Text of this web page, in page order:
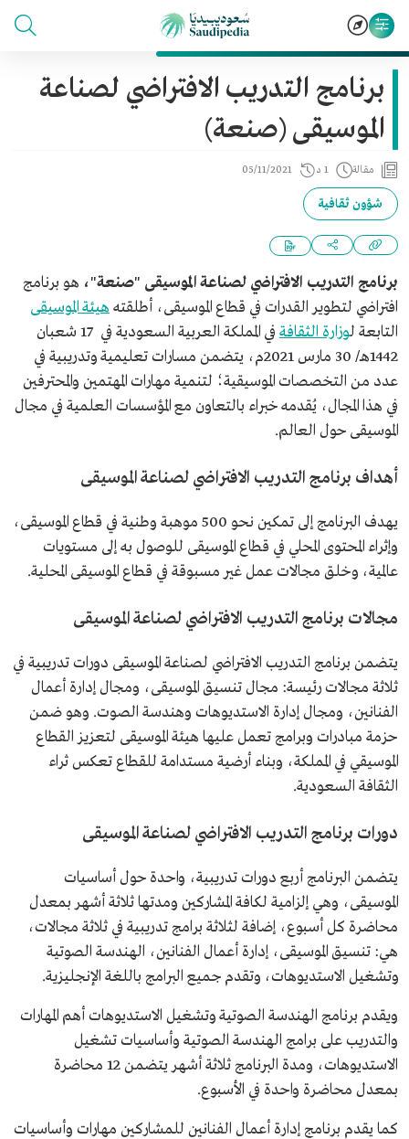
برنامج التدريب الافتراضي لصناعة
الموسيقى (صنعة)
مقالة 1 د 05/11/2021
شؤون ثقافية
برنامج التدريب الافتراضي لصناعة الموسيقى "صنعة"، هو برنامج
افتراضي لتطوير القدرات في قطاع الموسيقى، أطلقته هيئة الموسيقى
التابعة لوزارة الثقافة
في المملكة العربية السعودية في 17 شعبان
1442هـ/ 30 مارس 2021م، يتضمن مسارات تعليمية وتدريبية في
عدد من التخصصات الموسيقية؛ لتنمية مهارات المهتمين والمحترفين
في هذا المجال، يُقدمه خبراء بالتعاون مع المؤسسات العلمية في مجال
الموسيقى حول العالم.
أهداف برنامج التدريب الافتراضي لصناعة الموسيقى
يهدف البرنامج إلى تمكين نحو 500 موهبة وطنية في قطاع الموسيقى،
وإثراء المحتوى المحلي في قطاع الموسيقى للوصول به إلى مستويات
عالمية، وخلق مجالات عمل غير مسبوقة في قطاع الموسيقى المحلية.
مجالات برنامج التدريب الافتراضي لصناعة الموسيقى
يتضمن برنامج التدريب الافتراضي لصناعة الموسيقى دورات تدريبية في
ثلاثة مجالات رئيسة: مجال تنسيق الموسيقى، ومجال إدارة أعمال
الفنانين، ومجال إدارة الاستديوهات وهندسة الصوت. وهو ضمن
حزمة مبادرات وبرامج تعمل عليها هيئة الموسيقى لتعزيز القطاع
الموسيقي في المملكة، وبناء أرضية مستدامة للقطاع تعكس ثراء
الثقافة السعودية.
دورات برنامج التدريب الافتراضي لصناعة الموسيقى
يتضمن البرنامج أربع دورات تدريبية، واحدة حول أساسيات
الموسيقى، وهي إلزامية لكافة المشاركين ومدتها ثلاثة أشهر بمعدل
محاضرة كل أسبوع، إضافة لثلاثة برامج تدريبية في ثلاثة مجالات،
هي: تنسيق الموسيقى، إدارة أعمال الفنانين، الهندسة الصوتية
وتشغيل الاستديوهات، وتقدم جميع البرامج باللغة الإنجليزية.
ويقدم برنامج الهندسة الصوتية وتشغيل الاستديوهات أهم المهارات
والتدريب على برامج الهندسة الصوتية وأساسيات تشغيل
الاستديوهات، ومدة البرنامج ثلاثة أشهر يتضمن 12 محاضرة
بمعدل محاضرة واحدة في الأسبوع.
كما يقدم برنامج إدارة أعمال الفنانين للمشاركين مهارات وأساسيات